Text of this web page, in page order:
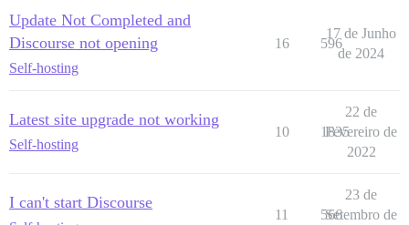
Update Not Completed and
Discourse not opening
Self-hosting
16 596
17 de Junho
de 2024
Latest site upgrade not working
Self-hosting
10 1835
22 de
Fevereiro de
2022
I can't start Discourse
11 566
23 de
Setembro de